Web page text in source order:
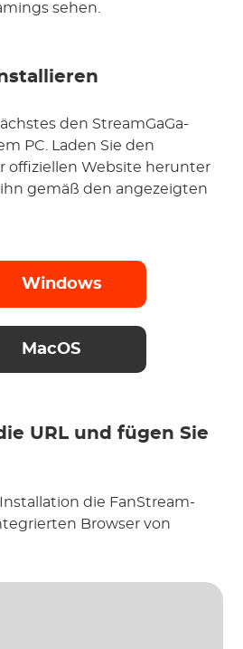
sehen.
den StreamGaGa-
PC. Laden Sie den
offiziellen Website herunter
gemäß den angezeigten
Windows
MacOS
URL und fügen Sie
die FanStream-
Browser von